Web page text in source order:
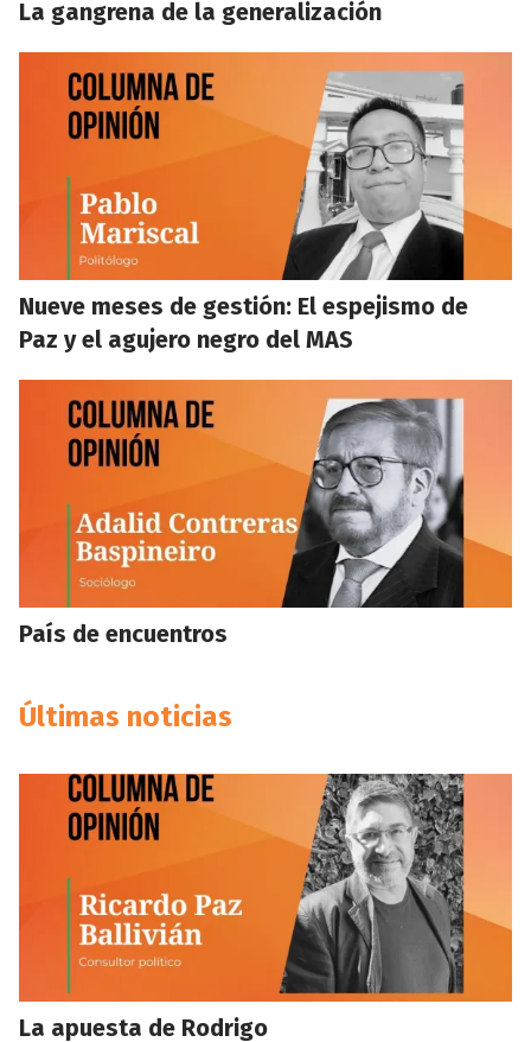
La gangrena de la generalización
Nueve meses de gestión: El espejismo de
Paz y el agujero negro del MAS
País de encuentros
Últimas noticias
La apuesta de Rodrigo